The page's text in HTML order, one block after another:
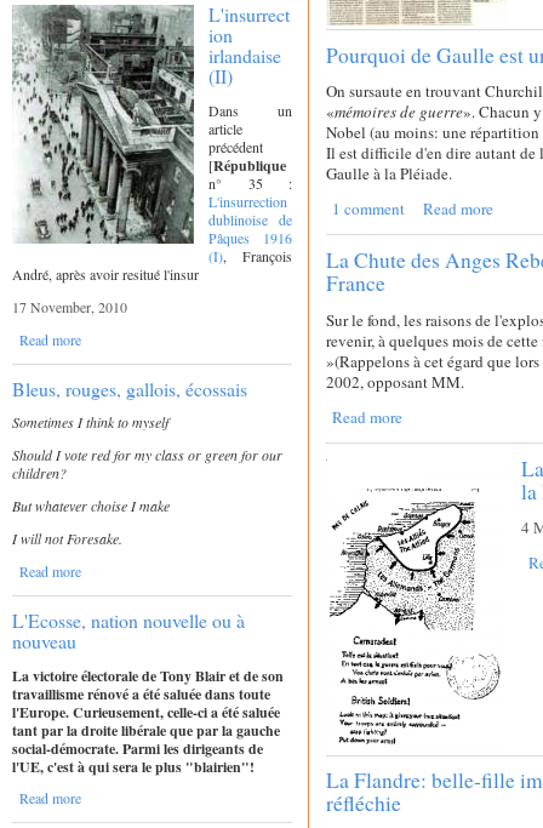
L'insurrect
ion
irlandaise
(II)
Dans un
article
précédent
[République
n° 35 :
L'insurrection
dublinoise de
Pâques 1916
(I), François
André, après avoir resitué l'insur
17 November, 2010
Read more
Bleus, rouges, gallois, écossais
Sometimes I think to myself
Should I vote red for my class or green for our
children?
But whatever choise I make
I will not Foresake.
Read more
L'Ecosse, nation nouvelle ou à
nouveau
La victoire électorale de Tony Blair et de son
travaillisme rénové a été saluée dans toute
l'Europe. Curieusement, celle-ci a été saluée
tant par la droite libérale que par la gauche
social-démocrate. Parmi les dirigeants de
l'UE, c'est à qui sera le plus "blairien"!
Read more
Pourquoi de Gaulle est
On sursaute en trouvant
«mémoires de guerre». Chacun
Nobel (au moins: une
Il est difficile d'en dire autant de
Gaulle à la Pléiade.
1 comment
Read more
La Chute des Anges
France
Sur le fond, les raisons de
revenir, à quelques mois de
»(Rappelons à cet égard que
2002, opposant MM.
Read more
la
4
La Flandre: belle-fille
réfléchie